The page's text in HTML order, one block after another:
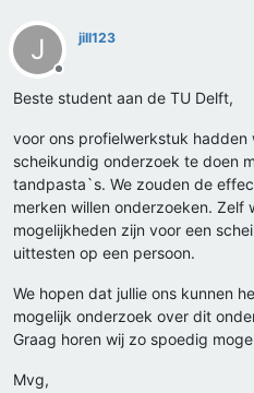
J
Offline
jill123
Beste student aan de TU Delft,
voor ons profielwerkstuk hadden
scheikundig onderzoek te doen
tandpasta`s. We zouden de
merken willen onderzoeken. Zelf
mogelijkheden zijn voor een
uittesten op een persoon.
We hopen dat jullie ons kunnen
mogelijk onderzoek over dit
Graag horen wij zo spoedig
Mvg,